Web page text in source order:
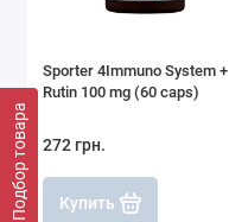
Подбор товара
Sporter 4Immuno System +
Rutin 100 mg (60 caps)
272 грн.
Купить